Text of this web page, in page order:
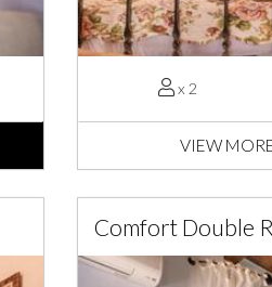
x 2
VIEW
Comfort Double